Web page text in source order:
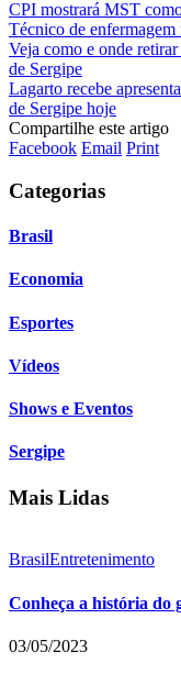
CPI mostrará MST
Técnico de enfermagem
Veja como e onde
de Sergipe
Lagarto recebe
de Sergipe hoje
Compartilhe este artigo
Facebook Email Print
Categorias
Brasil
Economia
Esportes
Vídeos
Shows e Eventos
Sergipe
Mais Lidas
BrasilEntretenimento
Conheça a história do
03/05/2023